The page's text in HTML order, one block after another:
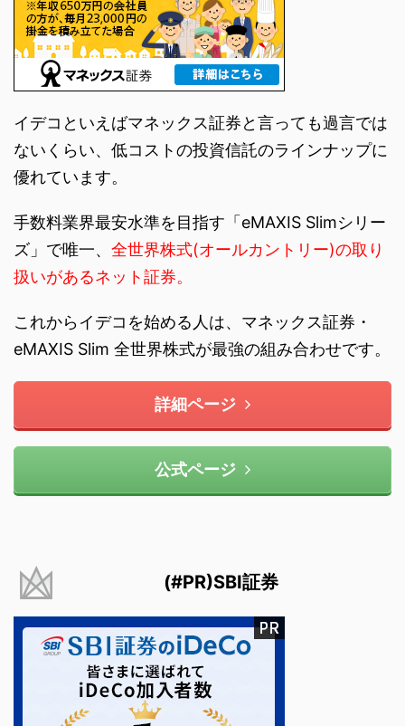
イデコといえばマネックス証券と言っても過言では
ないくらい、低コストの投資信託のラインナップに
優れています。
手数料業界最安水準を目指す「eMAXIS Slimシリー
ズ」で唯一、 全世界株式(オールカントリー)の取り
扱いがあるネット証券。
これからイデコを始める人は、マネックス証券・
eMAXIS Slim 全世界株式が最強の組み合わせです。
詳細ページ
公式ページ
(#PR)SBI証券